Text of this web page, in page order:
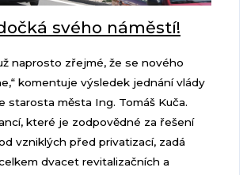
svého náměstí!
naprosto zřejmé, že se nového
komentuje výsledek jednání vlády
starosta města Ing. Tomáš Kuča.
které je zodpovědné za řešení
vzniklých před privatizací, zadá
dvacet revitalizačních a